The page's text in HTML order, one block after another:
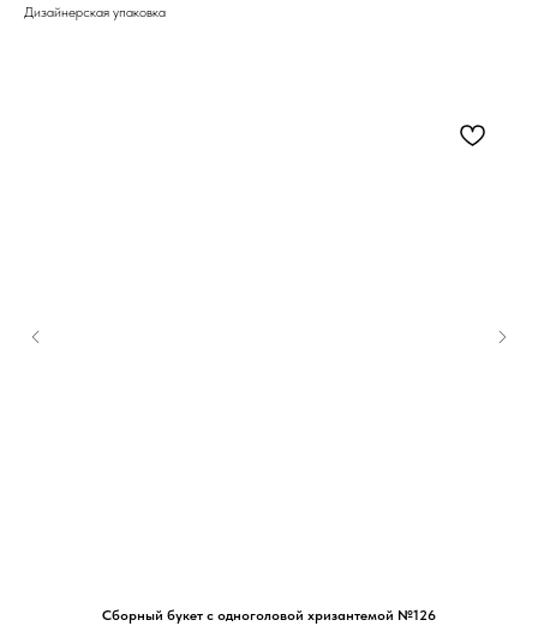
Дизайнерская упаковка
Сборный букет с одноголовой хризантемой №126